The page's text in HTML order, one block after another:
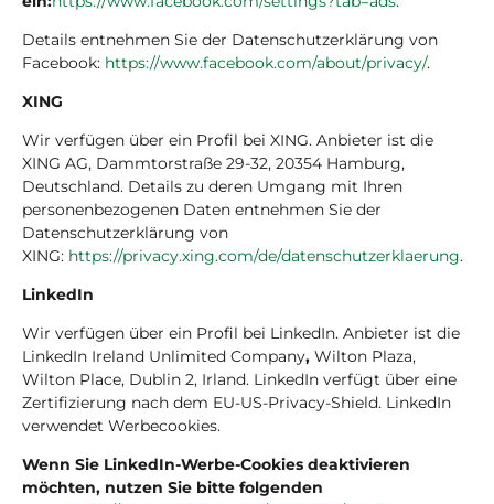
Details entnehmen Sie der Datenschutzerklärung von
Facebook: https://www.facebook.com/about/privacy/.
XING
Wir verfügen über ein Profil bei XING. Anbieter ist die
XING AG, Dammtorstraße 29-32, 20354 Hamburg,
Deutschland. Details zu deren Umgang mit Ihren
personenbezogenen Daten entnehmen Sie der
Datenschutzerklärung von
XING: https://privacy.xing.com/de/datenschutzerklaerung.
LinkedIn
Wir verfügen über ein Profil bei LinkedIn. Anbieter ist die
LinkedIn Ireland Unlimited Company, Wilton Plaza,
Wilton Place, Dublin 2, Irland. LinkedIn verfügt über eine
Zertifizierung nach dem EU-US-Privacy-Shield. LinkedIn
verwendet Werbecookies.
Wenn Sie LinkedIn-Werbe-Cookies deaktivieren
möchten, nutzen Sie bitte folgenden